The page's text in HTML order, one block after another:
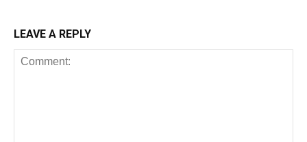
LEAVE A REPLY